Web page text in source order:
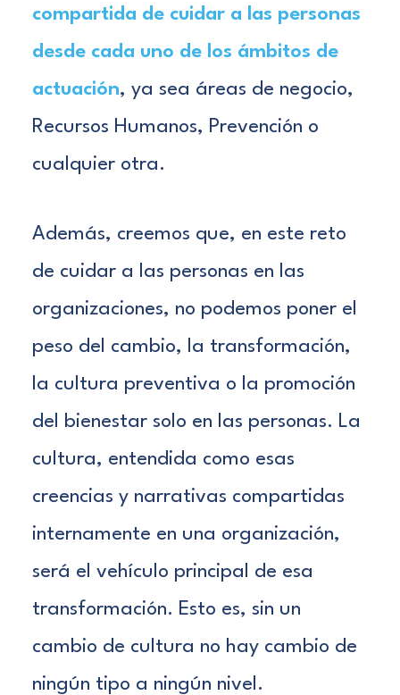
compartida de cuidar a las personas
desde cada uno de los ámbitos de
actuación, ya sea áreas de negocio,
Recursos Humanos, Prevención o
cualquier otra.
Además, creemos que, en este reto
de cuidar a las personas en las
organizaciones, no podemos poner el
peso del cambio, la transformación,
la cultura preventiva o la promoción
del bienestar solo en las personas. La
cultura, entendida como esas
creencias y narrativas compartidas
internamente en una organización,
será el vehículo principal de esa
transformación. Esto es, sin un
cambio de cultura no hay cambio de
ningún tipo a ningún nivel.